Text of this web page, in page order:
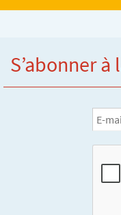
S’abonner